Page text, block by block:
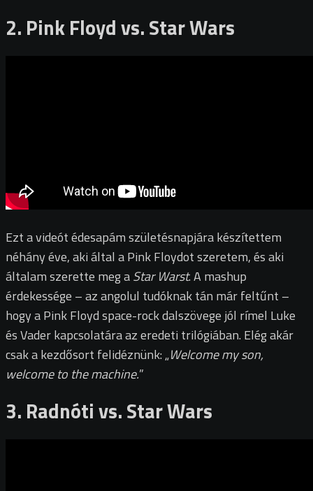
2. Pink Floyd vs. Star Wars
Ezt a videót édesapám születésnapjára készítettem
néhány éve, aki által a Pink Floydot szeretem, és aki
általam szerette meg aStar Warst. A mashup
érdekessége – az angolul tudóknak tán már feltűnt –
hogy a Pink Floyd space-rock dalszövege jól rímel Luke
és Vader kapcsolatára az eredeti trilógiában. Elég akár
csak a kezdősort felidéznünk: „Welcome my son,
welcome to the machine.”
3. Radnóti vs. Star Wars